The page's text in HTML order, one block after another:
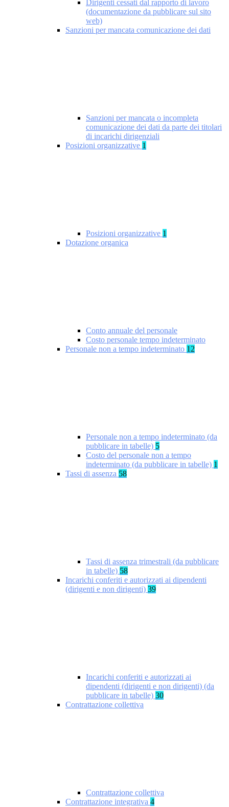
Dirigenti cessati dal rapporto di lavoro
(documentazione da pubblicare sul sito
web)
Sanzioni per mancata comunicazione dei dati
Sanzioni per mancata o incompleta
comunicazione dei dati da parte dei titolari
di incarichi dirigenziali
Posizioni organizzative 1
Posizioni organizzative 1
Dotazione organica
Conto annuale del personale
Costo personale tempo indeterminato
Personale non a tempo indeterminato 12
Personale non a tempo indeterminato (da
pubblicare in tabelle) 5
Costo del personale non a tempo
indeterminato (da pubblicare in tabelle) 1
Tassi di assenza 58
Tassi di assenza trimestrali (da pubblicare
in tabelle) 58
Incarichi conferiti e autorizzati ai dipendenti
(dirigenti e non dirigenti) 39
Incarichi conferiti e autorizzati ai
dipendenti (dirigenti e non dirigenti) (da
pubblicare in tabelle) 30
Contrattazione collettiva
Contrattazione collettiva
Contrattazione integrativa 4